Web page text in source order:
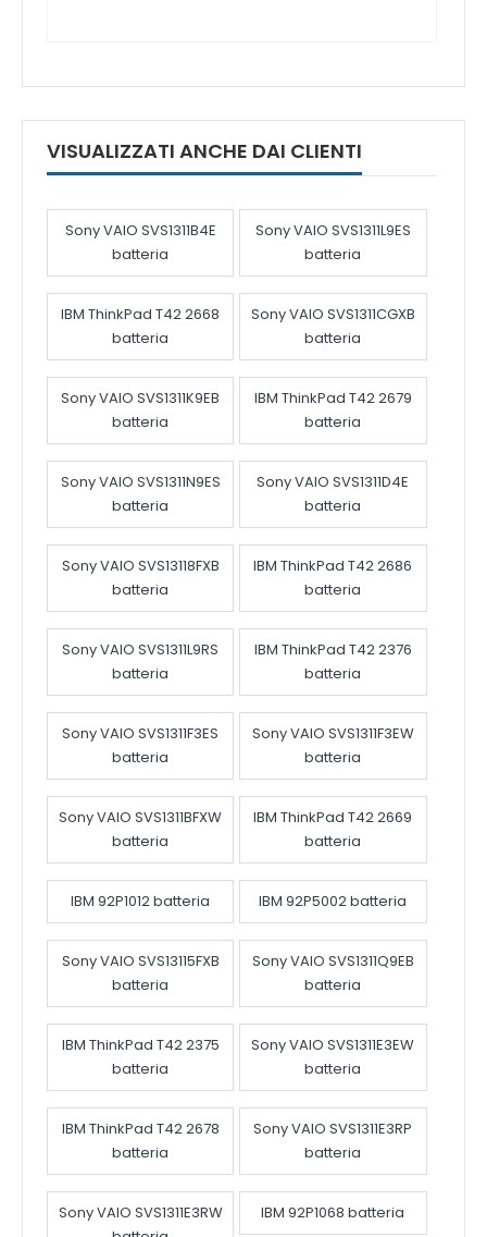
VISUALIZZATI ANCHE DAI CLIENTI
Sony VAIO SVS1311B4E
batteria
Sony VAIO SVS1311L9ES
batteria
IBM ThinkPad T42 2668
batteria
Sony VAIO SVS1311CGXB
batteria
Sony VAIO SVS1311K9EB
batteria
IBM ThinkPad T42 2679
batteria
Sony VAIO SVS1311N9ES
batteria
Sony VAIO SVS1311D4E
batteria
Sony VAIO SVS13118FXB
batteria
IBM ThinkPad T42 2686
batteria
Sony VAIO SVS1311L9RS
batteria
IBM ThinkPad T42 2376
batteria
Sony VAIO SVS1311F3ES
batteria
Sony VAIO SVS1311F3EW
batteria
Sony VAIO SVS1311BFXW
batteria
IBM ThinkPad T42 2669
batteria
IBM 92P1012 batteria IBM 92P5002 batteria
Sony VAIO SVS13115FXB
batteria
Sony VAIO SVS1311Q9EB
batteria
IBM ThinkPad T42 2375
batteria
Sony VAIO SVS1311E3EW
batteria
IBM ThinkPad T42 2678
batteria
Sony VAIO SVS1311E3RP
batteria
Sony VAIO SVS1311E3RW
IBM 92P1068 batteria